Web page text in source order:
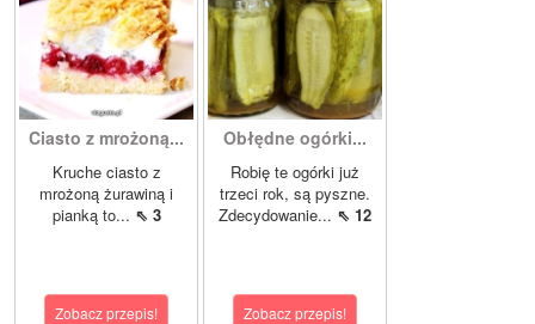
Ciasto z mrożoną...
Kruche ciasto z
mrożoną żurawiną i
pianką to... ⇖ 3
Zobacz przepis!
Obłędne ogórki...
Robię te ogórki już
trzeci rok, są pyszne.
Zdecydowanie... ⇖ 12
Zobacz przepis!